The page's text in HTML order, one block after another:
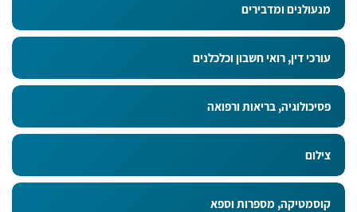
מנעולנים ומדבירים
עורכי דין, רואי חשבון וכלכלנים
פסיכולוגיה, בריאות ורפואה
צילום
קוסמטיקה, מספרות וספא